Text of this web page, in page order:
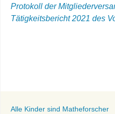
Protokoll der
Tätigkeitsbericht 2021 des
Alle Kinder sind Matheforscher